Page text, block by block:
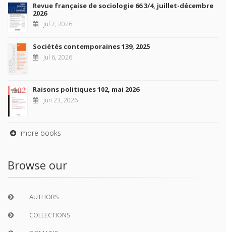
Revue française de sociologie 66 3/4, juillet-décembre
2026
Jul 7, 2026
Sociétés contemporaines 139, 2025
Jul 6, 2026
Raisons politiques 102, mai 2026
Jun 23, 2026
more books
Browse our
AUTHORS
COLLECTIONS